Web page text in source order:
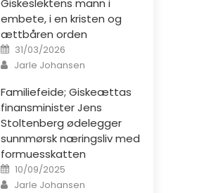
Giskeslektens mann i
embete, i en kristen og
ættbåren orden
Posted on
31/03/2026
Author
Jarle Johansen
Familiefeide; Giskeættas
finansminister Jens
Stoltenberg ødelegger
sunnmørsk næringsliv med
formuesskatten
Posted on
10/09/2025
Author
Jarle Johansen